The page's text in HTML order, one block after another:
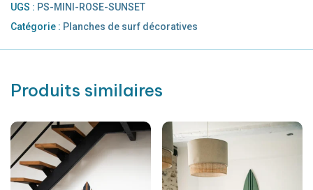
UGS : PS-MINI-ROSE-SUNSET
Catégorie : Planches de surf décoratives
Produits similaires